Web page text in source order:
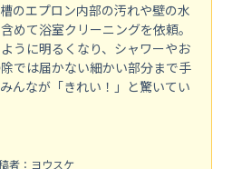
のエプロン内部の汚れや壁の水
めて浴室クリーニングを依頼。
うに明るくなり、シャワーやお
では届かない細かい部分まで手
んなが「きれい！」と驚いてい
者：ヨウスケ